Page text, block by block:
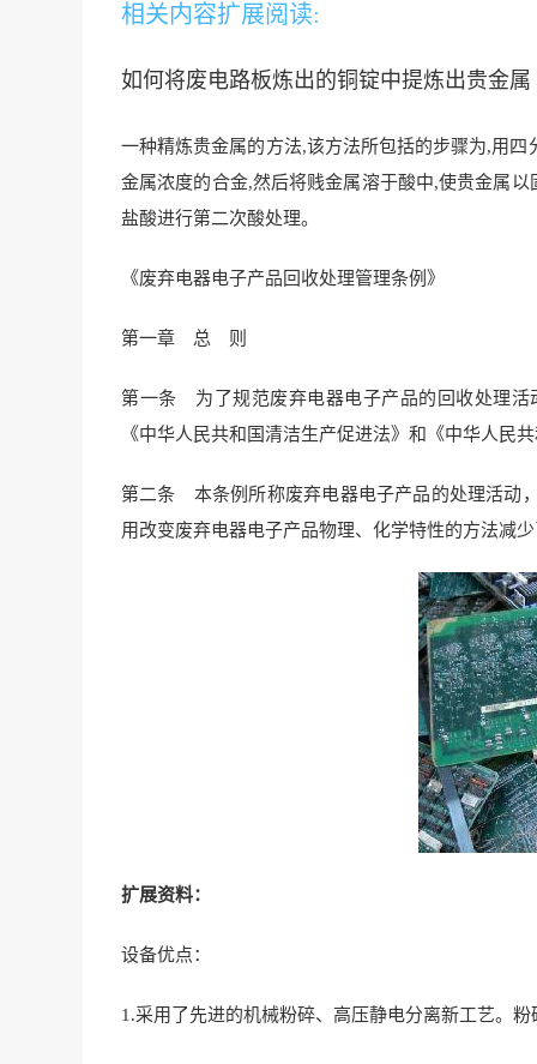
相关内容扩展阅读:
如何将废电路板炼出的铜锭中提炼出贵金属
一种精炼贵金属的方法,该方法所包括的步骤为,用
金属浓度的合金,然后将贱金属溶于酸中,使贵金属
盐酸进行第二次酸处理。
《废弃电器电子产品回收处理管理条例》
第一章 总 则
第一条 为了规范废弃电器电子产品的回收处理活
《中华人民共和国清洁生产促进法》和《中华人民
第二条 本条例所称废弃电器电子产品的处理活动
用改变废弃电器电子产品物理、化学特性的方法减
扩展资料：
设备优点：
1.采用了先进的机械粉碎、高压静电分离新工艺。